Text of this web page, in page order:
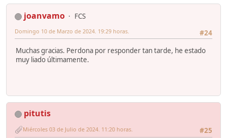
joanvamo
FCS
#24
Domingo 10 de Marzo de 2024. 19:29 horas.
Muchas gracias. Perdona por responder tan tarde, he estado
muy liado últimamente.
pitutis
#25
Miércoles 03 de Julio de 2024. 11:20 horas.